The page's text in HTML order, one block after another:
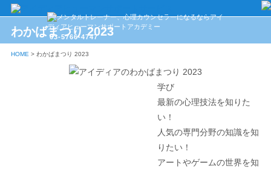
03-5766-4747
わかばまつり 2023
HOME > わかばまつり 2023
学び
最新の心理技法を知りた
い！
人気の専門分野の知識を知
りたい！
アートやゲームの世界を知